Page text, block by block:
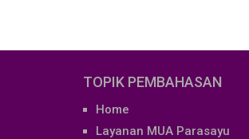
TOPIK PEMBAHASAN
Home
Layanan MUA Parasayu